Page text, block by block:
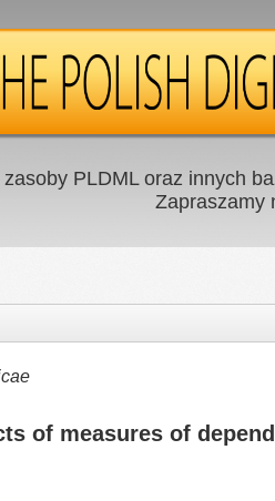
zasoby PLDML oraz innych
Zapraszamy
of measures of